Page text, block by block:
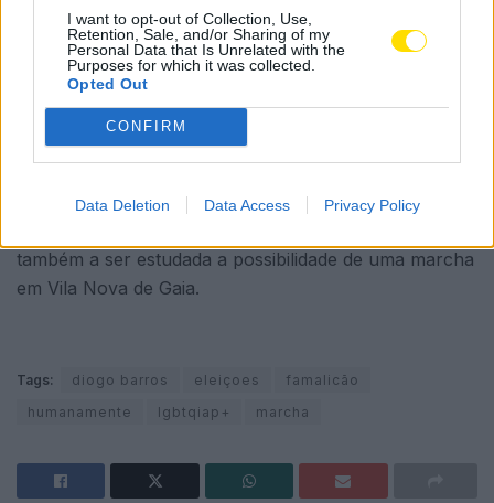
I want to opt-out of Collection, Use,
Retention, Sale, and/or Sharing of my
Personal Data that Is Unrelated with the
Purposes for which it was collected.
Opted Out
CONFIRM
Data Deletion Data Access Privacy Policy
simples de aprovação, uma Assembleia Geral
Extraordinária será convocada para se encontrar uma
solução interina até novas eleições.
O jovem ativista, de 21 anos, assegura ainda que as
marchas LGBTQIAP+ de Guimarães, Santo Tirso,
este ano, tal como outras iniciativas relacionadas com
também a ser estudada a possibilidade de uma marcha
em Vila Nova de Gaia.
Tags: diogo barros eleiçoes
famalicão
humanamente
lgbtqiap+ marcha